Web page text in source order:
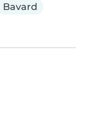
Bavard